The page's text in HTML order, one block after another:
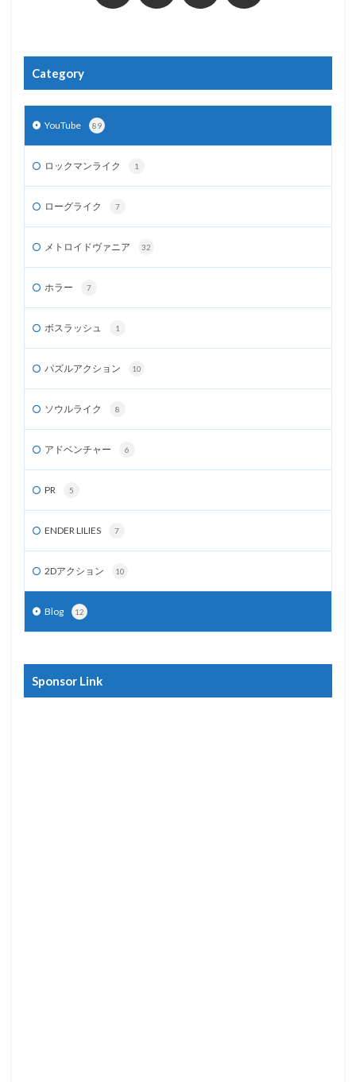
Category
YouTube 89
ロックマンライク 1
ローグライク 7
メトロイドヴァニア 32
ホラー 7
ボスラッシュ 1
パズルアクション 10
ソウルライク 8
アドベンチャー 6
PR 5
ENDER LILIES 7
2Dアクション 10
Blog 12
Sponsor Link